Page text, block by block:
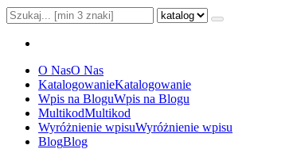
O NasO Nas
KatalogowanieKatalogowanie
Wpis na BloguWpis na Blogu
MultikodMultikod
Wyróżnienie wpisuWyróżnienie wpisu
BlogBlog